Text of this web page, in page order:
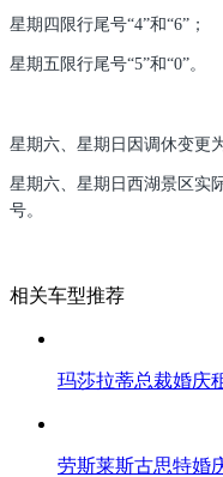
星期四限行尾号“4”和“6”；
星期五限行尾号“5”和“0”。
星期六、星期日因调休变更
星期六、星期日西湖景区实
号。
相关车型推荐
玛莎拉蒂总裁婚庆
劳斯莱斯古思特婚